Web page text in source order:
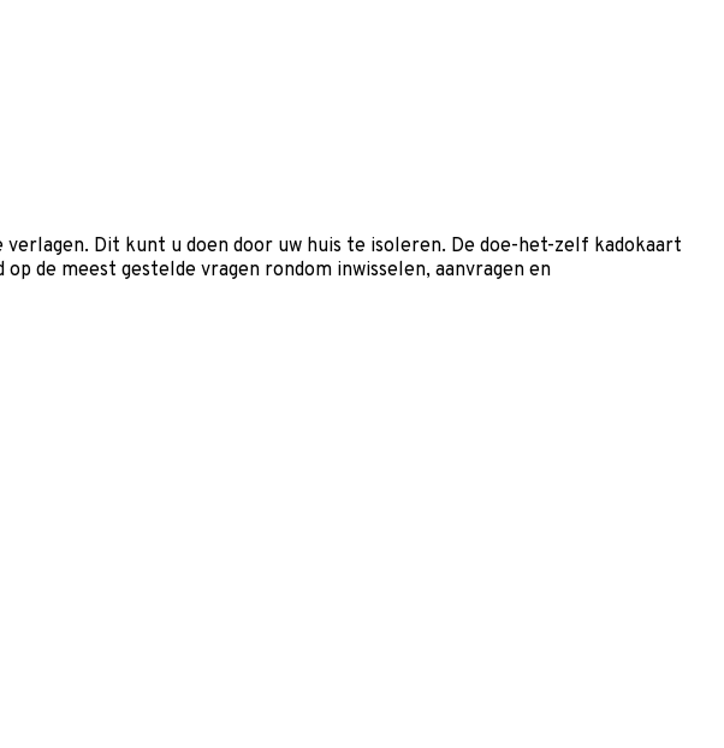
Dit kunt u doen door uw huis te isoleren. De doe-het-zelf kadokaart
de meest gestelde vragen rondom inwisselen, aanvragen en